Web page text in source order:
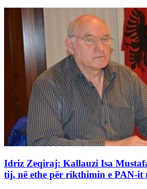
Idriz Zeqiraj: Kallauzi Isa
tij, në ethe për rikthimin e PAN-it